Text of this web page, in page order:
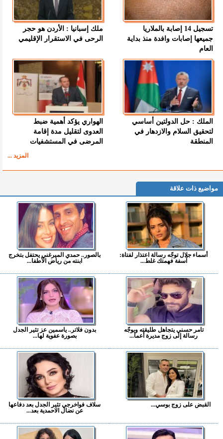
تسجيل 14 إصابة بالملاريا
جميعها إصابات وافدة منذ بداية
العام
ملك إسبانيا : الأردن هو حجر
الرحى في الاستقرار الإقليمي
الملك : حل الدولتين أساسي
لتحقيق السلام والازدهار في
المنطقة
الهواري يؤكد أهمية ضبط
العدوى لتقليل مدة إقامة
المرضى في المستشفيات
المزيد ...
مواضيع ذات علاقة
أسماء جلال توجّه رسالة اعتذار لفتاة:
آسفة فهمتك غلط...
بالصور.. حمدي الميرغني يحتفل بتخرج
ابنته من رياض الأطفا...
تامر حسني يتجاهل طليقته ويوجّه
رسالة إلى زوج مديرة أعما...
بدون فلاتر.. ياسمين عز تثير الجدل
بصورة عفوية لها...
القبض على زوج بوسي...
سلاف فواخرجي تثير الجدل بعد دفاعها
عن نضال الاحمدية بعد...